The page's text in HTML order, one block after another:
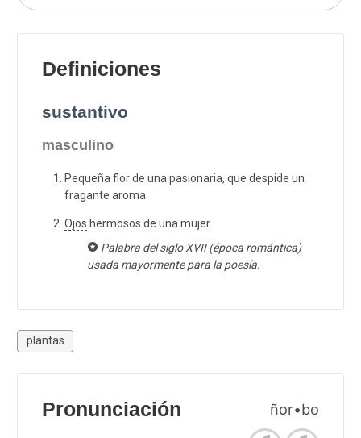
Definiciones
sustantivo
masculino
Pequeña flor de una pasionaria, que despide un
fragante aroma.
Ojos hermosos de una mujer.
Palabra del siglo XVII (época romántica)
usada mayormente para la poesía.
plantas
Pronunciación ñor•bo